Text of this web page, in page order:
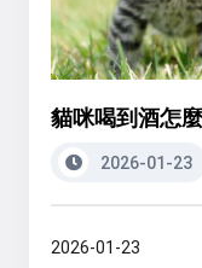
貓咪喝到酒怎
2026-01-23
2026-01-23